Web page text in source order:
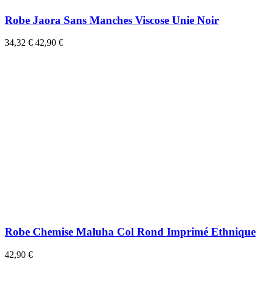
Robe Jaora Sans Manches Viscose Unie Noir
34,32 € 42,90 €
Robe Chemise Maluha Col Rond Imprimé Ethnique
42,90 €